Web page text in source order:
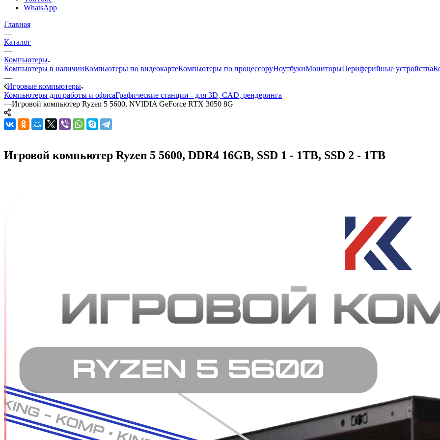
WhatsApp
Главная
—
Каталог
—
Компьютеры
Компьютеры в наличииКомпьютеры по видеокартеКомпьютеры по процессоруНоутбукиМониторыПериферийные устройства
—
Игровые компьютеры
Компьютеры для работы и офисаГрафические станции - для 3D, CAD, рендеринга
—Игровой компьютер Ryzen 5 5600, NVIDIA GeForce RTX 3050 8G
Игровой компьютер Ryzen 5 5600, DDR4 16GB, SSD 1 - 1TB, SSD 2 - 1TB